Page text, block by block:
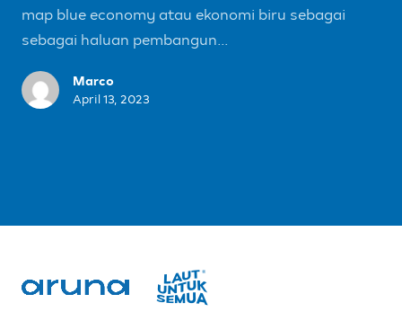
map blue economy atau ekonomi biru sebagai
sebagai haluan pembangun...
Marco
April 13, 2023